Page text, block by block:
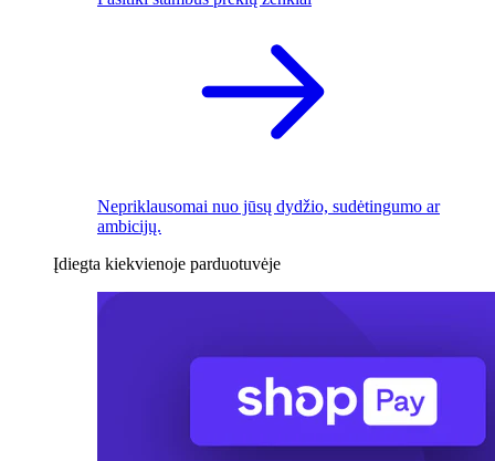
Nepriklausomai nuo jūsų dydžio, sudėtingumo ar
ambicijų.
Įdiegta kiekvienoje parduotuvėje